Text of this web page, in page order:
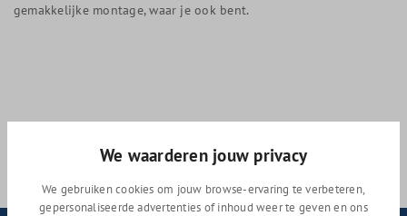
gemakkelijke montage, waar je ook bent.
We waarderen jouw privacy
We gebruiken cookies om jouw browse-ervaring te verbeteren,
gepersonaliseerde advertenties of inhoud weer te geven en ons